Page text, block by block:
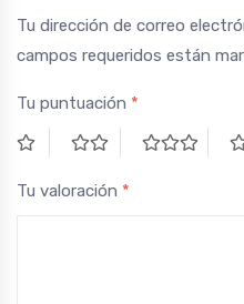
Tu dirección de correo
campos requeridos están
Tu puntuación *
Tu valoración *